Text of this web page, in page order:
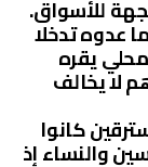
للأسواق.
عدوه تدخلا
يقره
لا يخالف
كانوا
والنساء إذ